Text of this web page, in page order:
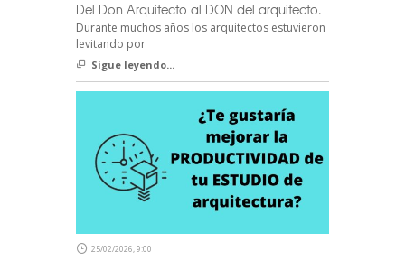
Del Don Arquitecto al DON del arquitecto.
Durante muchos años los arquitectos estuvieron
levitando por
Sigue leyendo...
25/02/2026, 9:00